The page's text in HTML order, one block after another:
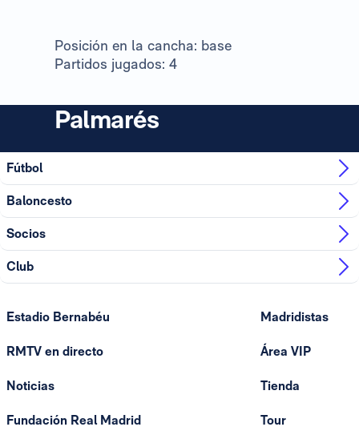
Posición en la cancha: base
Partidos jugados: 4
Palmarés
Fútbol
Baloncesto
Socios
Club
Estadio Bernabéu
RMTV en directo
Noticias
Fundación Real Madrid
Madridistas
Área VIP
Tienda
Tour